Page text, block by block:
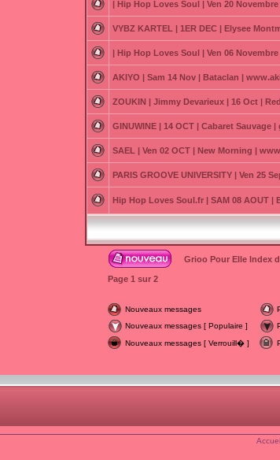
| Hip Hop Loves Soul | Ven 20
VYBZ KARTEL | 1ER DEC | Elysee
| Hip Hop Loves Soul | Ven 06
AKIYO | Sam 14 Nov | Bataclan |
ZOUKIN | Jimmy Devarieux | 16 Oct |
GINUWINE | 14 OCT | Cabaret Sauvage
SAEL | Ven 02 OCT | New Morning |
PARIS GROOVE UNIVERSITY | Ven 25
Hip Hop Loves Soul.fr | SAM 08 AOUT |
Grioo Pour Elle Index
Page 1 sur 2
Nouveaux messages
Nouveaux messages [ Populaire ]
Nouveaux messages [ Verrouill� ]